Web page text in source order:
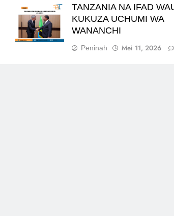
TANZANIA NA IFAD
KUKUZA UCHUMI WA
WANANCHI
Peninah Mei 11, 2026